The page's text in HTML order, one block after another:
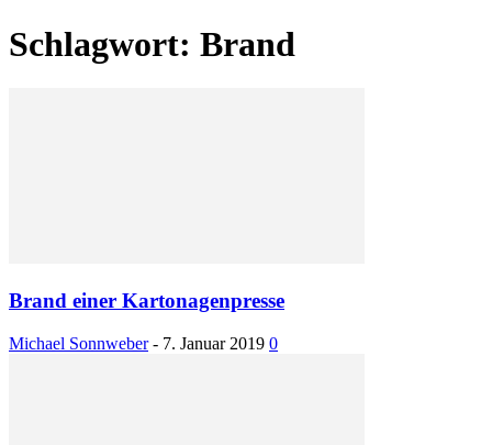
Schlagwort: Brand
Brand einer Kartonagenpresse
Michael Sonnweber - 7. Januar 2019 0